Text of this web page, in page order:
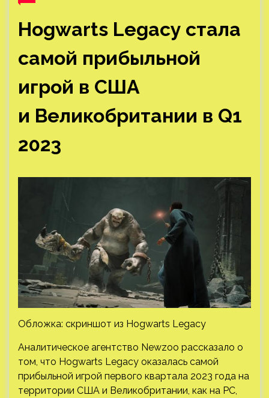
Hogwarts Legacy стала
самой прибыльной
игрой в США
и Великобритании в Q1
2023
Обложка: скриншот из Hogwarts Legacy
Аналитическое агентство Newzoo рассказало о
том, что Hogwarts Legacy оказалась самой
прибыльной игрой первого квартала 2023 года на
территории США и Великобритании, как на PC,